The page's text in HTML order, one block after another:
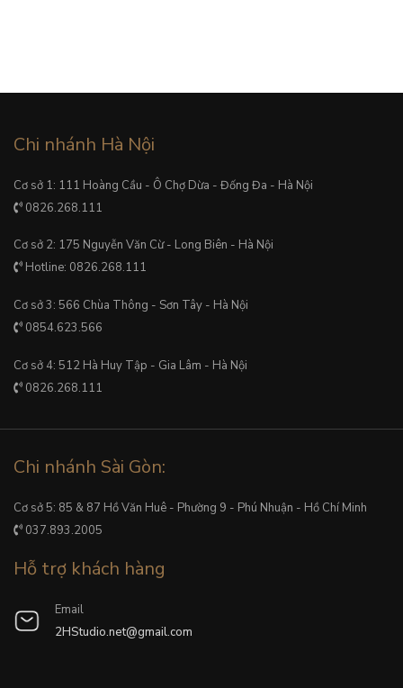
Chi nhánh Hà Nội
Cơ sở 1: 111 Hoàng Cầu - Ô Chợ Dừa - Đống Đa - Hà Nội
0826.268.111
Cơ sở 2: 175 Nguyễn Văn Cừ - Long Biên - Hà Nội
Hotline: 0826.268.111
Cơ sở 3: 566 Chùa Thông - Sơn Tây - Hà Nội
0854.623.566
Cơ sở 4: 512 Hà Huy Tập - Gia Lâm - Hà Nội
0826.268.111
Chi nhánh Sài Gòn:
Cơ sở 5: 85 & 87 Hồ Văn Huê - Phường 9 - Phú Nhuận - Hồ Chí Minh
037.893.2005
Hỗ trợ khách hàng
Email
2HStudio.net@gmail.com